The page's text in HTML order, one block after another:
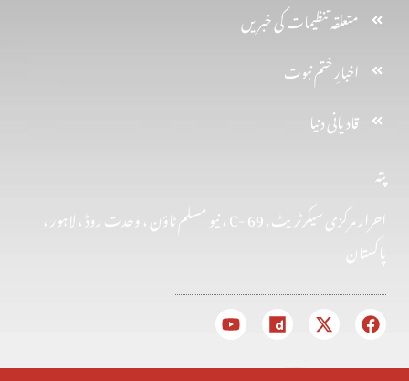
پتہ
احرار مرکزی سیکرٹریٹ . 69 -C ، نیو مسلم ٹاؤن ، وحدت روڈ ، لاہور ،
پاکستان
متعلقہ تنظیمات کی خبریں
اخبارِ ختم نبوت
قادیانی دنیا